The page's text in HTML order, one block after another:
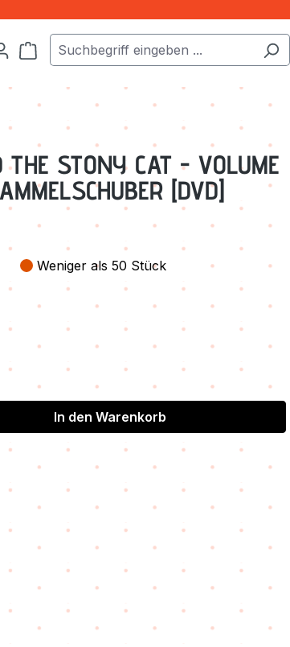
Warenkorb enthält 0 Positionen. Der
THE STONY CAT - VOLUME
[DVD]
Weniger als 50 Stück
In den Warenkorb